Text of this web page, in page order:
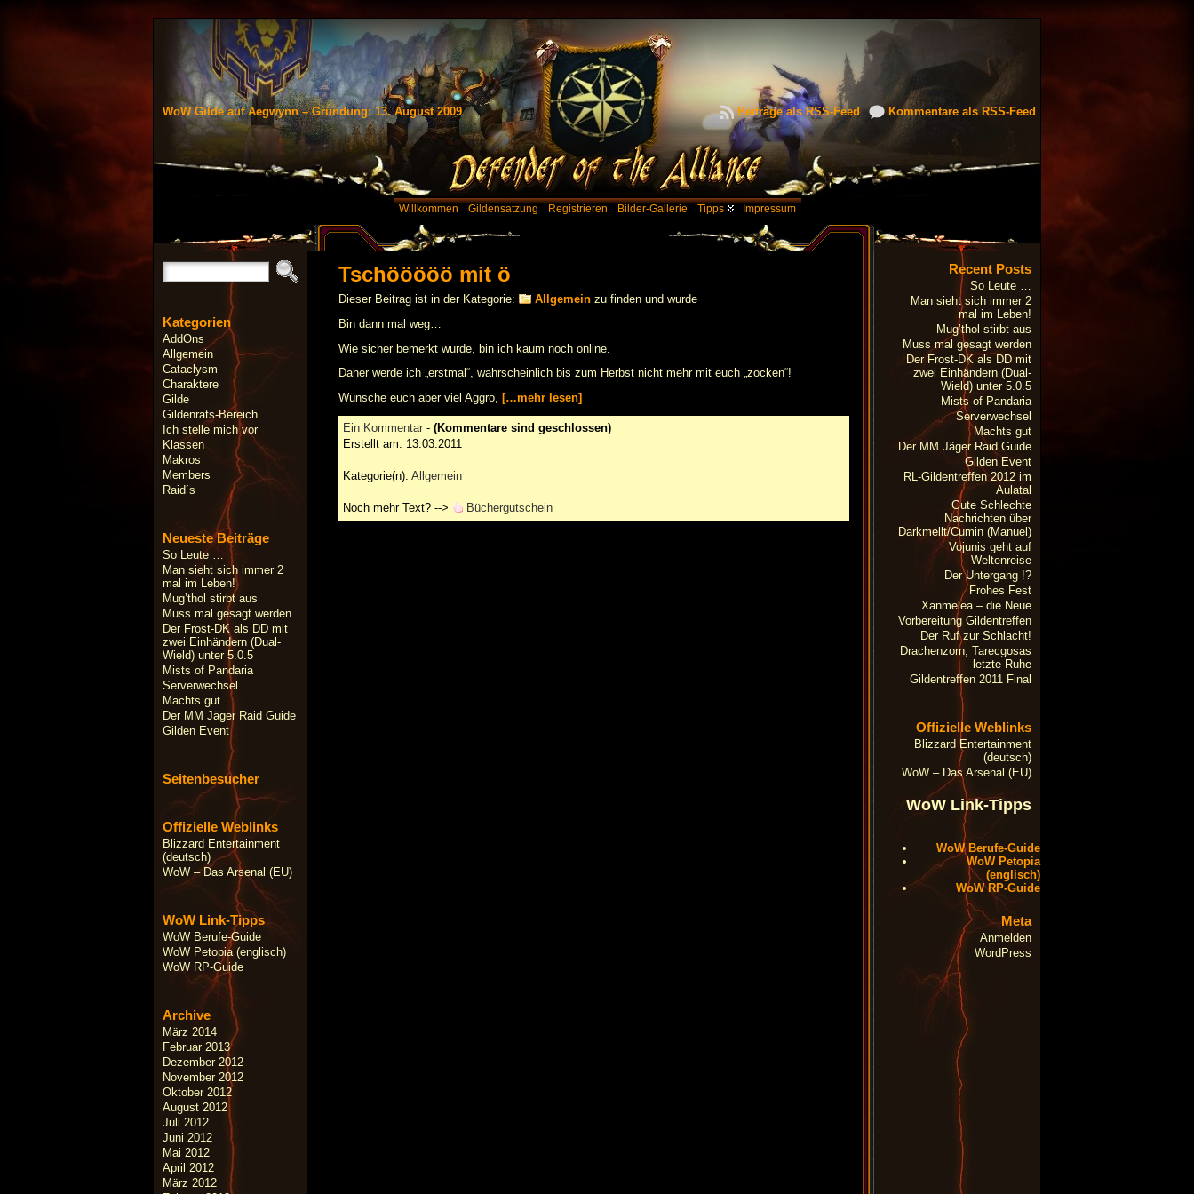
WoW Gilde auf Aegwynn – Gründung: 13. August 2009 Kommentare als RSS-Feed
Beiträge als RSS-Feed
Willkommen Gildensatzung Registrieren Bilder-Gallerie Tipps Impressum
Kategorien
AddOns
Allgemein
Cataclysm
Charaktere
Gilde
Gildenrats-Bereich
Ich stelle mich vor
Klassen
Makros
Members
Raid´s
Neueste Beiträge
So Leute …
Man sieht sich immer 2
mal im Leben!
Mug’thol stirbt aus
Muss mal gesagt werden
Der Frost-DK als DD mit
zwei Einhändern (Dual-
Wield) unter 5.0.5
Mists of Pandaria
Serverwechsel
Machts gut
Der MM Jäger Raid Guide
Gilden Event
Seitenbesucher
Offizielle Weblinks
Blizzard Entertainment
(deutsch)
WoW – Das Arsenal (EU)
WoW Link-Tipps
WoW Berufe-Guide
WoW Petopia (englisch)
WoW RP-Guide
Archive
März 2014
Februar 2013
Dezember 2012
November 2012
Oktober 2012
August 2012
Juli 2012
Juni 2012
Mai 2012
April 2012
März 2012
Tschööööö mit ö
Dieser Beitrag ist in der Kategorie: Allgemein zu finden und wurde
Bin dann mal weg…
Wie sicher bemerkt wurde, bin ich kaum noch online.
Daher werde ich „erstmal“, wahrscheinlich bis zum Herbst nicht mehr mit euch „zocken“!
Wünsche euch aber viel Aggro, […mehr lesen]
Ein Kommentar - (Kommentare sind geschlossen)
Erstellt am: 13.03.2011
Kategorie(n): Allgemein
Noch mehr Text? --> Büchergutschein
Recent Posts
So Leute …
Man sieht sich immer 2
mal im Leben!
Mug’thol stirbt aus
Muss mal gesagt werden
Der Frost-DK als DD mit
zwei Einhändern (Dual-
Wield) unter 5.0.5
Mists of Pandaria
Serverwechsel
Machts gut
Der MM Jäger Raid Guide
Gilden Event
RL-Gildentreffen 2012 im
Aulatal
Gute Schlechte
Nachrichten über
Darkmellt/Cumin (Manuel)
Vojunis geht auf
Weltenreise
Der Untergang !?
Frohes Fest
Xanmelea – die Neue
Vorbereitung Gildentreffen
Der Ruf zur Schlacht!
Drachenzorn, Tarecgosas
letzte Ruhe
Gildentreffen 2011 Final
Offizielle Weblinks
Blizzard Entertainment
(deutsch)
WoW – Das Arsenal (EU)
WoW Link-Tipps
WoW Berufe-Guide
WoW Petopia
(englisch)
WoW RP-Guide
Meta
Anmelden
WordPress